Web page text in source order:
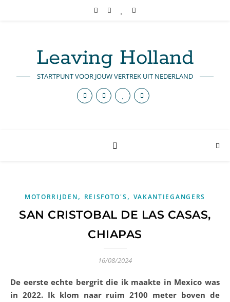
Leaving Holland
STARTPUNT VOOR JOUW VERTREK UIT NEDERLAND
MOTORRIJDEN, REISFOTO'S , VAKANTIEGANGERS
SAN CRISTOBAL DE LAS CASAS,
CHIAPAS
16/08/2024
De eerste echte bergrit die ik maakte in Mexico was
in 2022. Ik klom naar ruim 2100 meter boven de